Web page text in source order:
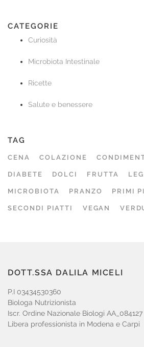
CATEGORIE
Curiosità
Microbiota Intestinale
Ricette
Salute e benessere
TAG
CENA COLAZIONE
DIABETE DOLCI FRUTTA
MICROBIOTA PRANZO PRIMI
SECONDI PIATTI VEGAN
DOTT.SSA DALILA MICELI
P.I 03434530360
Biologa Nutrizionista
Iscr. Ordine Nazionale Biologi AA_084127
Libera professionista in Modena e Carpi